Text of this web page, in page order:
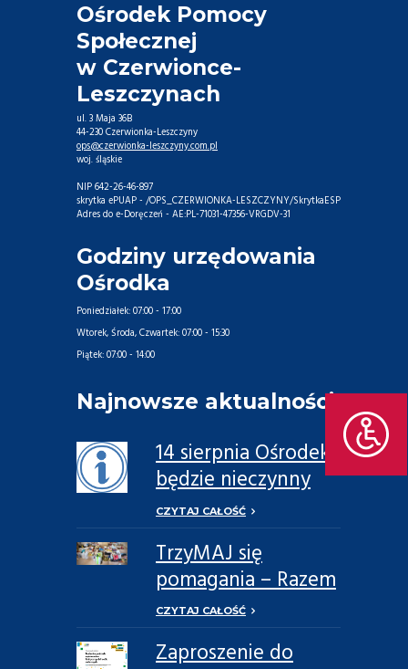
Ośrodek Pomocy
Społecznej
w Czerwionce-
Leszczynach
ul. 3 Maja 36B
44-230 Czerwionka-Leszczyny
ops@czerwionka-leszczyny.com.pl
woj. śląskie
NIP 642-26-46-897
skrytka ePUAP - /OPS_CZERWIONKA-LESZCZYNY/SkrytkaESP
Adres do e-Doręczeń - AE:PL-71031-47356-VRGDV-31
Godziny urzędowania
Ośrodka
Poniedziałek:07:00 - 17:00
Wtorek, Środa, Czwartek:07:00 - 15:30
Piątek:07:00 - 14:00
Najnowsze aktualności
14 sierpnia Ośrodek
będzie nieczynny
CZYTAJ CAŁOŚĆ
TrzyMAJ się
pomagania – Razem
Możemy Więcej
CZYTAJ CAŁOŚĆ
Zaproszenie do